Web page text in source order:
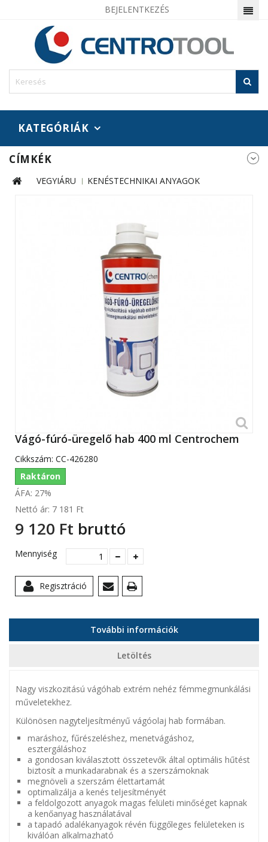
BEJELENTKEZÉS
KATEGÓRIÁK
CÍMKÉK
VEGYIÁRU KENÉSTECHNIKAI ANYAGOK
Vágó-fúró-üregelő hab 400 ml Centrochem
Cikkszám: CC-426280
Raktáron
ÁFA: 27%
Nettó ár: 7 181 Ft‎
9 120 Ft‎ bruttó
Mennyiség
Regisztráció
További információk
Letöltés
Nagy viszkozitású vágóhab extrém nehéz fémmegmunkálási
műveletekhez.
Különösen nagyteljesítményű vágóolaj hab formában.
maráshoz, fűrészeléshez, menetvágáshoz,
esztergáláshoz
a gondosan kiválasztott összetevők által optimális hűtést
biztosít a munkadarabnak és a szerszámoknak
megnöveli a szerszám élettartamát
optimalizálja a kenés teljesítményét
a feldolgozott anyagok magas felületi minőséget kapnak
a kenőanyag használatával
a tapadó adalékanyagok révén függőleges felületeken is
kiválóan alkalmazható